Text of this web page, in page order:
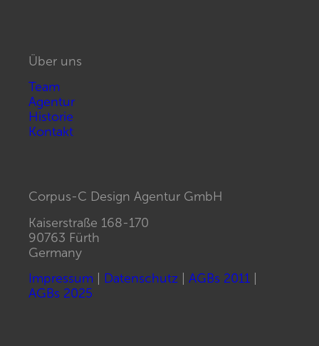
Über uns
Team
Agentur
Historie
Kontakt
Corpus-C Design Agentur GmbH
Kaiserstraße 168-170
90763 Fürth
Germany
Impressum
Datenschutz AGBs 2011
AGBs 2025